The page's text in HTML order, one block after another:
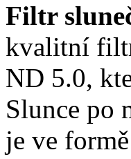
Filtr
kvalitní
ND 5.0,
Slunce po
je ve